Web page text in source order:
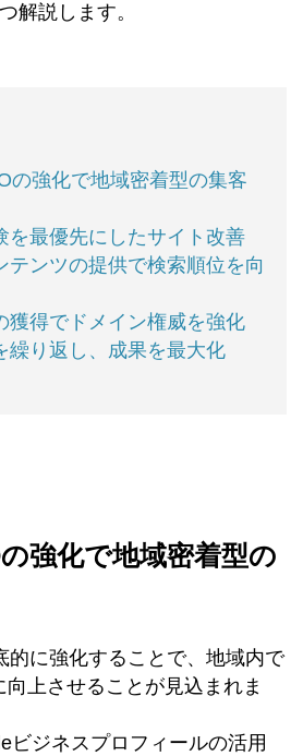
解説します。
の強化で地域密着型の集客
を最優先にしたサイト改善
テンツの提供で検索順位を向
獲得でドメイン権威を強化
繰り返し、成果を最大化
強化で地域密着型の
的に強化することで、地域内で
上させることが見込まれま
ビジネスプロフィールの活用